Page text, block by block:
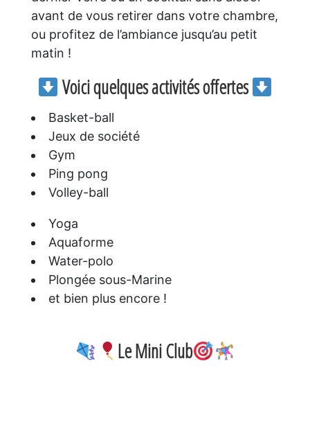
avant de vous retirer dans votre chambre,
ou profitez de l’ambiance jusqu’au petit
matin !
Voici quelques activités offertes
Basket-ball
Jeux de société
Gym
Ping pong
Volley-ball
Yoga
Aquaforme
Water-polo
Plongée sous-Marine
et bien plus encore !
Le Mini Club